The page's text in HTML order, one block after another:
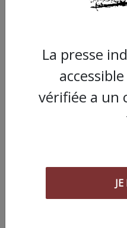
La presse
vérifiée a un